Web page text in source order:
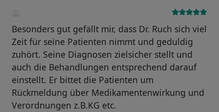
Besonders gut gefällt mir, dass Dr. Ruch sich viel
Zeit für seine Patienten nimmt und geduldig
zuhört. Seine Diagnosen zielsicher stellt und
auch die Behandlungen entsprechend darauf
einstellt. Er bittet die Patienten um
Rückmeldung über Medikamentenwirkung und
Verordnungen z.B.KG etc.